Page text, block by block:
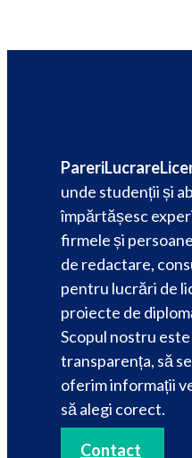
unde studenții și
împărtășesc
firmele și
de redactare,
pentru lucrări de
proiecte de
Scopul nostru
transparența, să
oferim informații
să alegi corect.
Contact